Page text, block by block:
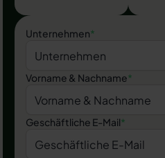
Unternehmen*
Vorname & Nachname*
Geschäftliche E-Mail*